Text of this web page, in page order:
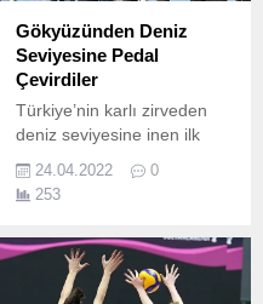
Gökyüzünden Deniz
Seviyesine Pedal
Çevirdiler
Türkiye’nin karlı zirveden
deniz seviyesine inen ilk
olan Sky To Sea Enduro
Dağ Bisiklet Yarışı
24.04.2022
0
253